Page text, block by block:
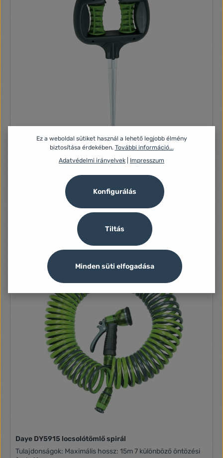
zöld Anyag: műanyag
Daye DY5915 locsolótömlő spirál
Tulajdonságok: Maximális hossz: 15m 7 különböző öntözési
Ez a weboldal sütiket használ a lehető legjobb élmény
biztosítása érdekében. További információ...
Adatvédelmi irányelvek
Impresszum
Tiltás
Konfigurálás
Minden süti elfogadása